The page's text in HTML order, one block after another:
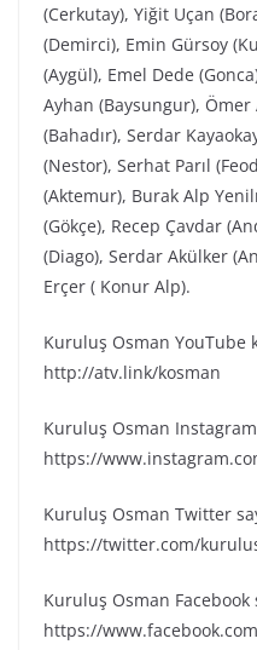
(Cerkutay), Yiğit Uçan
(Demirci), Emin Gürsoy
(Aygül), Emel Dede
Ayhan (Baysungur),
(Bahadır), Serdar
(Nestor), Serhat Parıl
(Aktemur), Burak Alp
(Gökçe), Recep Çavdar
(Diago), Serdar Akülker
Erçer ( Konur Alp).
Kuruluş Osman YouTube
http://atv.link/kosman
Kuruluş Osman Instagram
https://
Kuruluş Osman Twitter
https://twitter.com/
Kuruluş Osman Facebook
https://